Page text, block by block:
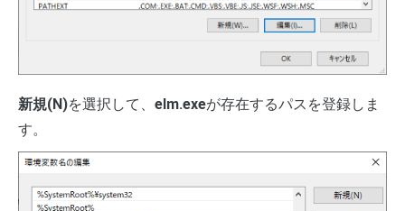
新規(N)を選択して、 elm.exeが存在するパスを登録しま
す。